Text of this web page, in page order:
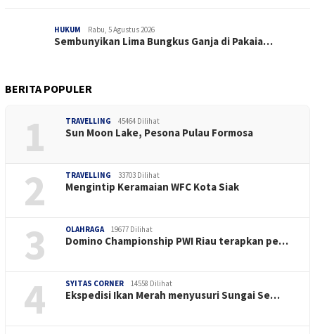
HUKUM Rabu, 5 Agustus 2026
Sembunyikan Lima Bungkus Ganja di Pakaia…
BERITA POPULER
1 TRAVELLING 45464 Dilihat
Sun Moon Lake, Pesona Pulau Formosa
2 TRAVELLING 33703 Dilihat
Mengintip Keramaian WFC Kota Siak
3 OLAHRAGA 19677 Dilihat
Domino Championship PWI Riau terapkan pe…
4 SYITAS CORNER 14558 Dilihat
Ekspedisi Ikan Merah menyusuri Sungai Se…